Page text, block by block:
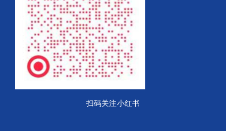
扫码关注小红书